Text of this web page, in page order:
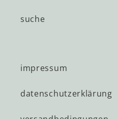
suche
impressum
datenschutzerklärung